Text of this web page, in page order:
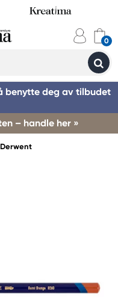
benytte deg av tilbudet
– handle her »
Derwent